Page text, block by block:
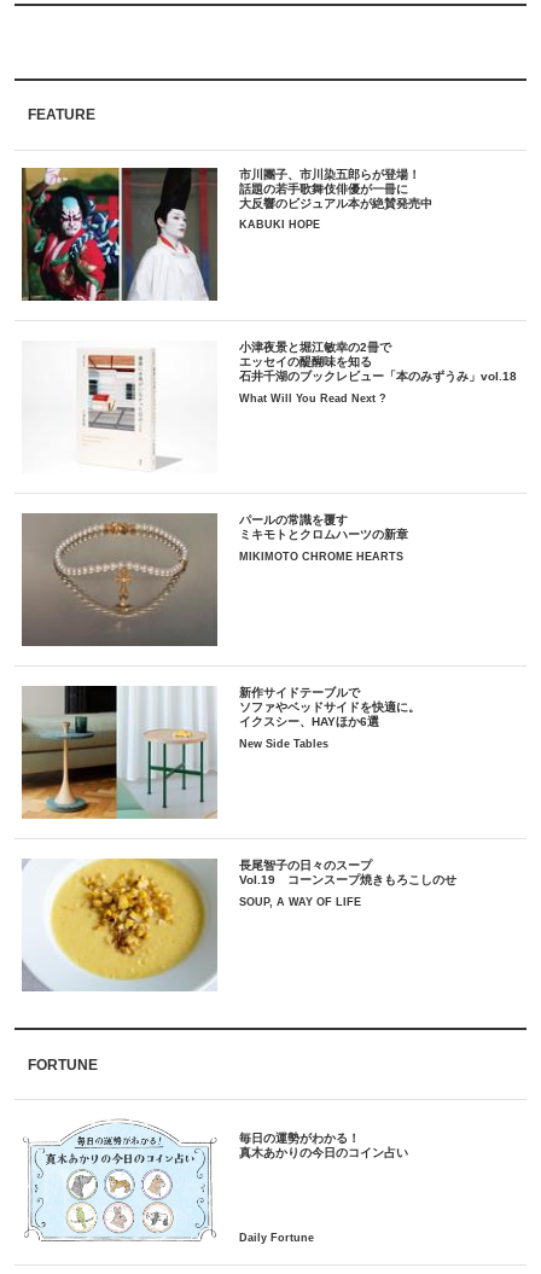
FEATURE
市川團子、市川染五郎らが登場！
話題の若手歌舞伎俳優が一冊に
大反響のビジュアル本が絶賛発売中
KABUKI HOPE
小津夜景と堀江敏幸の2冊で
エッセイの醍醐味を知る
石井千湖のブックレビュー「本のみずうみ」vol.18
What Will You Read Next ?
パールの常識を覆す
ミキモトとクロムハーツの新章
MIKIMOTO CHROME HEARTS
新作サイドテーブルで
ソファやベッドサイドを快適に。
イクスシー、HAYほか6選
New Side Tables
長尾智子の日々のスープ
Vol.19 コーンスープ焼きもろこしのせ
SOUP, A WAY OF LIFE
FORTUNE
毎日の運勢がわかる！